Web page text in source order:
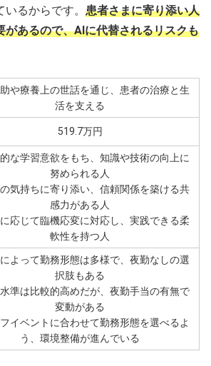
るからです。 患者さまに寄り添い人
があるので、AIに代替されるリスクも
や療養上の世話を通じ、患者の治療と生
活を支える
519.7万円
的な学習意欲をもち、知識や技術の向上に
努められる人
の気持ちに寄り添い、信頼関係を築ける共
感力がある人
に応じて臨機応変に対応し、実践できる柔
軟性を持つ人
によって勤務形態は多様で、夜勤なしの選
択肢もある
水準は比較的高めだが、夜勤手当の有無で
変動がある
フイベントに合わせて勤務形態を選べるよ
う、環境整備が進んでいる